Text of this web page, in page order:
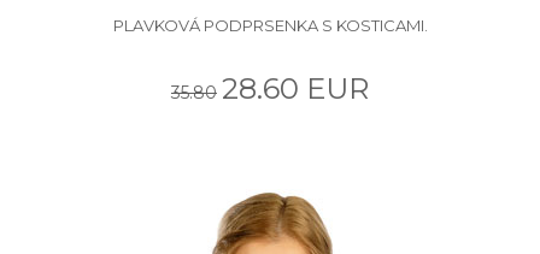
PLAVKOVÁ PODPRSENKA S KOSTICAMI.
35.80 28.60 EUR